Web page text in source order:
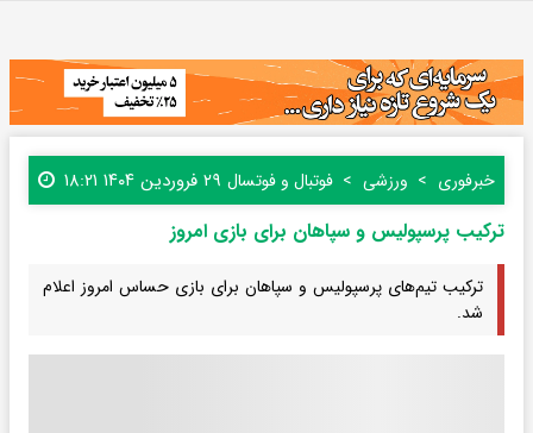
خبرفوری ورزشی فوتبال و فوتسال ۲۹ فروردین ۱۴۰۴ ۱۸:۲۱
ترکیب پرسپولیس و سپاهان برای بازی امروز
ترکیب تیم‌های پرسپولیس و سپاهان برای بازی حساس امروز اعلام
شد.